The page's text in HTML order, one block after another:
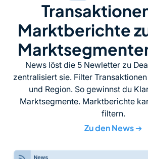
Marktberichte
News löst die 5 Newletter zu
zentralisiert sie. Filter
und Region. So gewinnst du
Marktsegmente. Marktberichte
filtern.
Zu den News➔